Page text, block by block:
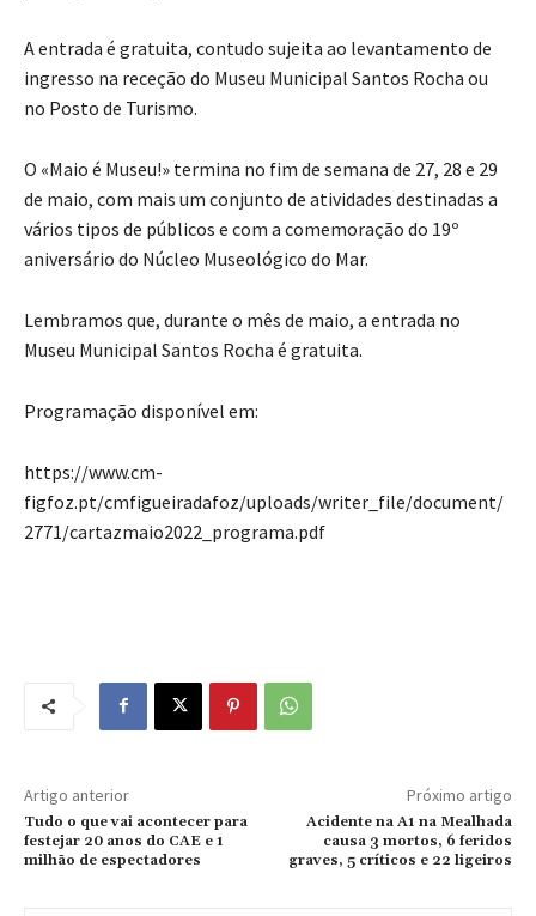
A entrada é gratuita, contudo sujeita ao levantamento de
ingresso na receção do Museu Municipal Santos Rocha ou
no Posto de Turismo.
O «Maio é Museu!» termina no fim de semana de 27, 28 e 29
de maio, com mais um conjunto de atividades destinadas a
vários tipos de públicos e com a comemoração do 19º
aniversário do Núcleo Museológico do Mar.
Lembramos que, durante o mês de maio, a entrada no
Museu Municipal Santos Rocha é gratuita.
Programação disponível em:
https://www.cm-
figfoz.pt/cmfigueiradafoz/uploads/writer_file/document/
2771/cartazmaio2022_programa.pdf
Artigo anterior
Tudo o que vai acontecer para
festejar 20 anos do CAE e 1
milhão de espectadores
Próximo artigo
Acidente na A1 na Mealhada
causa 3 mortos, 6 feridos
graves, 5 críticos e 22 ligeiros